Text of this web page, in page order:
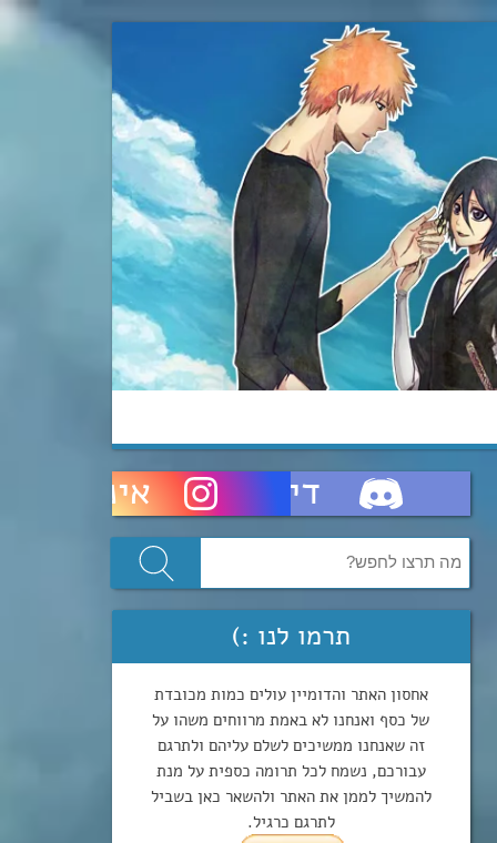
תרמו לנו :)
אחסון האתר והדומיין עולים כמות מכובדת
של כסף ואנחנו לא באמת מרווחים משהו על
זה שאנחנו ממשיכים לשלם עליהם ולתרגם
עבורכם, נשמח לכל תרומה כספית על מנת
להמשיך לממן את האתר ולהשאר כאן בשביל
לתרגם כרגיל.